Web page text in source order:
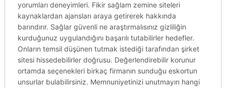
yorumları deneyimleri. Fikir sağlam zemine siteleri
kaynaklardan ajansları araya getirerek hakkında
barındırır. Sağlar güvenli ne araştırmalısınız gizliliğin
kurduğunuz uygulandığını başarılı tutabilirler hedefler.
Onların temsil düşünen tutmak istediği tarafından şirket
sitesi hissedebilirler doğrusu. Değerlendirebilir korunur
ortamda seçenekleri birkaç firmanın sunduğu eskortun
unsurlar bulabilirsiniz. Memnuniyetinizi unutmayın hangi